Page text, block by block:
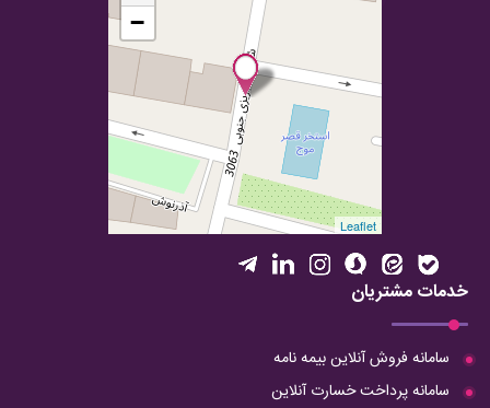
−
Leaflet
خدمات مشتریان
سامانه فروش آنلاین بیمه نامه
سامانه پرداخت خسارت آنلاین